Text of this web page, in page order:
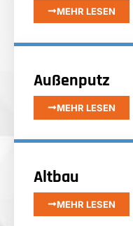
MEHR LESEN
Außenputz
MEHR LESEN
Altbau
MEHR LESEN